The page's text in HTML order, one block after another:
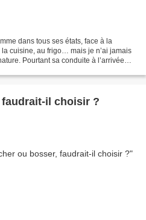
dans tous ses états, face à la
cuisine, au frigo… mais je n’ai jamais
Pourtant sa conduite à l’arrivée
il choisir ?